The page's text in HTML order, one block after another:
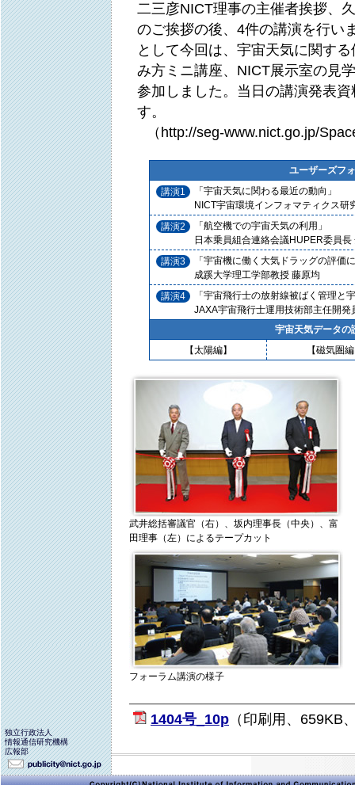
二三彦NICT理事の主催者挨拶、
のご挨拶の後、4件の講演を行い
として今回は、宇宙天気に関す
み方ミニ講座、NICT展示室の見
参加しました。当日の講演発表
す。
（http://seg-www.nict.go.jp/
ユーザーズフ
講演1
「宇宙天気に関わる最近の動向」
NICT宇宙環境インフォマティクス研
講演2
「航空機での宇宙天気の利用」
日本乗員組合連絡会議HUPER委員
講演3
「宇宙機に働く大気ドラッグの評価
成蹊大学理工学部教授 藤原均
講演4
「宇宙飛行士の放射線被ばく管理と
JAXA宇宙飛行士運用技術部主任開発
宇宙天気データの
【太陽編】
【磁気圏
武井総括審議官（右）、坂内理事長（中央）、富
田理事（左）によるテープカット
フォーラム講演の様子
1404号_10p （印刷用、659KB
独立行政法人
情報通信研究機構
広報部